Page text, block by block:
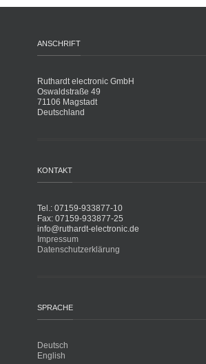
ANSCHRIFT
Ruthardt electronic GmbH
Oswaldstraße 49
71106 Magstadt
Deutschland
KONTAKT
Tel.: 07159-933877-10
Fax: 07159-933877-25
info@ruthardt-electronic.de
Impressum
Datenschutzerklärung
SPRACHE
Deutsch
English